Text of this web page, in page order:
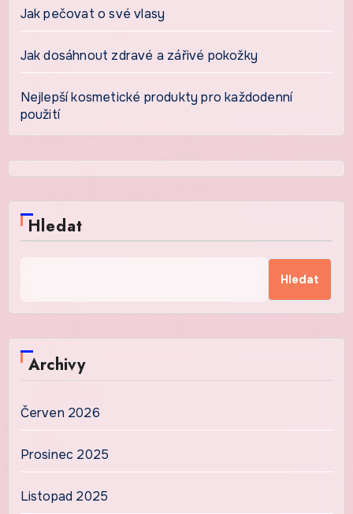
Jak pečovat o své vlasy
Jak dosáhnout zdravé a zářivé pokožky
Nejlepší kosmetické produkty pro každodenní
použití
Hledat
Hledat
Archivy
Červen 2026
Prosinec 2025
Listopad 2025